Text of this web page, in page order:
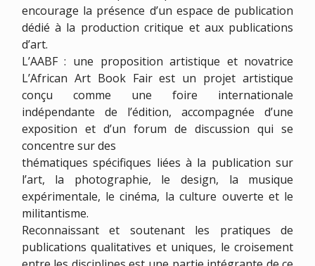
encourage la présence d’un espace de publication
dédié à la production critique et aux publications
d’art.
L’AABF : une proposition artistique et novatrice
L’African Art Book Fair est un projet artistique
conçu comme une foire internationale
indépendante de l’édition, accompagnée d’une
exposition et d’un forum de discussion qui se
concentre sur des
thématiques spécifiques liées à la publication sur
l’art, la photographie, le design, la musique
expérimentale, le cinéma, la culture ouverte et le
militantisme.
Reconnaissant et soutenant les pratiques de
publications qualitatives et uniques, le croisement